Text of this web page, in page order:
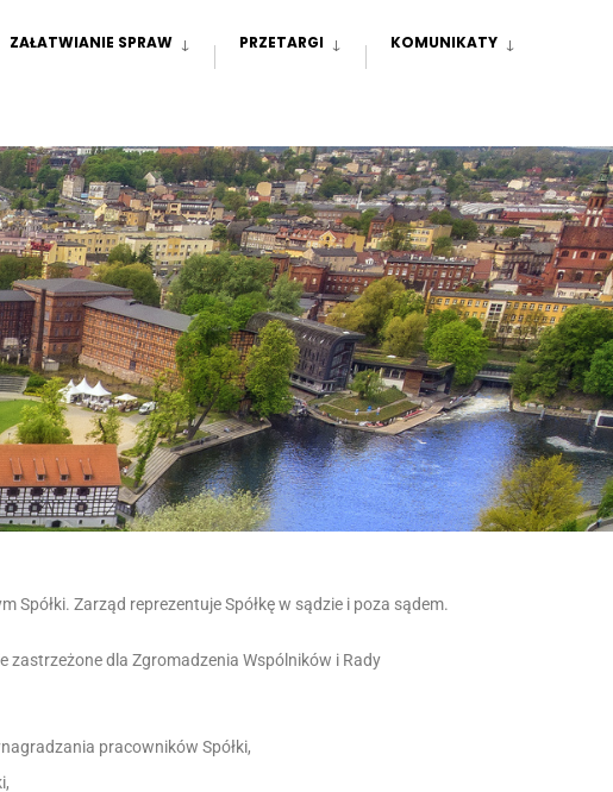
ZAŁATWIANIE SPRAW PRZETARGI KOMUNIKATY
Zarząd reprezentuje Spółkę w sądzie i poza sądem.
zastrzeżone dla Zgromadzenia Wspólników i Rady
pracowników Spółki,